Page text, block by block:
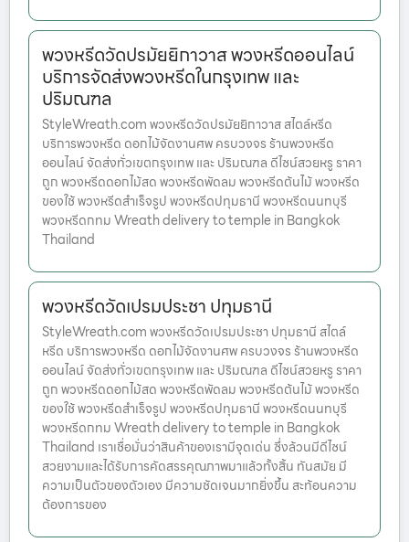
พวงหรีดวัดปรมัยยิกาวาส พวงหรีดออนไลน์
บริการจัดส่งพวงหรีดในกรุงเทพ และ
ปริมณฑล
StyleWreath.com พวงหรีดวัดปรมัยยิกาวาส สไตล์หรีด
บริการพวงหรีด ดอกไม้จัดงานศพ ครบวงจร ร้านพวงหรีด
ออนไลน์ จัดส่งทั่วเขตกรุงเทพ และ ปริมณฑล ดีไซน์สวยหรู ราคา
ถูก พวงหรีดดอกไม้สด พวงหรีดพัดลม พวงหรีดต้นไม้ พวงหรีด
ของใช้ พวงหรีดสำเร็จรูป พวงหรีดปทุมธานี พวงหรีดนนทบุรี
พวงหรีดกทม Wreath delivery to temple in Bangkok
Thailand
พวงหรีดวัดเปรมประชา ปทุมธานี
StyleWreath.com พวงหรีดวัดเปรมประชา ปทุมธานี สไตล์
หรีด บริการพวงหรีด ดอกไม้จัดงานศพ ครบวงจร ร้านพวงหรีด
ออนไลน์ จัดส่งทั่วเขตกรุงเทพ และ ปริมณฑล ดีไซน์สวยหรู ราคา
ถูก พวงหรีดดอกไม้สด พวงหรีดพัดลม พวงหรีดต้นไม้ พวงหรีด
ของใช้ พวงหรีดสำเร็จรูป พวงหรีดปทุมธานี พวงหรีดนนทบุรี
พวงหรีดกทม Wreath delivery to temple in Bangkok
Thailand เราเชื่อมั่นว่าสินค้าของเรามีจุดเด่น ซึ่งล้วนมีดีไซน์
สวยงามและได้รับการคัดสรรคุณภาพมาแล้วทั้งสิ้น ทันสมัย มี
ความเป็นตัวของตัวเอง มีความชัดเจนมากยิ่งขึ้น สะท้อนความ
ต้องการของ